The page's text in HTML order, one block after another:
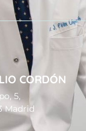
CORDÓN
5,
Madrid